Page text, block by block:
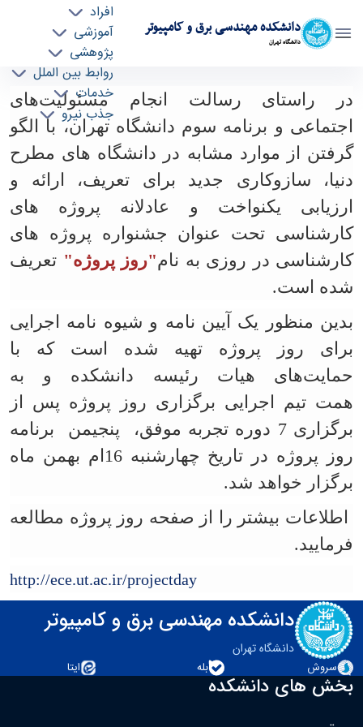
دانشکده مهندسی برق و کامپیوتر
دانشگاه تهران
افراد
آموزشی
پژوهشی
روابط بین الملل
خدمات
جذب نیرو
برگزاری هشتمین دوره جشنواره پروژه‌های
کارشناسی "روز پروژه - ece- دانشکده مهندسی برق
و کامپیوتر
در راستای رسالت انجام مسئولیت‌های
اجتماعی و برنامه سوم دانشگاه تهران، با الگو
گرفتن از موارد مشابه در دانشگاه های مطرح
دنیا، سازوکاری جدید برای تعریف، ارائه و
ارزیابی یکنواخت و عادلانه پروژه های
کارشناسی تحت عنوان جشنواره پروژه های
کارشناسی در روزی به نام"روز پروژه" تعریف
شده است.
بدین منظور یک آیین نامه و شیوه نامه اجرایی
برای روز پروژه تهیه شده است که با
حمایت‌های هیات رئیسه دانشکده و به
همت تیم اجرایی برگزاری روز پروژه پس از
برگزاری 7 دوره تجربه موفق، پنجیمن برنامه
روز پروژه در تاریخ چهارشنبه 16ام بهمن ماه
برگزار خواهد شد.
اطلاعات بیشتر را از صفحه روز پروژه مطالعه
فرمایید.
http://ece.ut.ac.ir/projectday
دانشکده مهندسی برق و کامپیوتر
دانشگاه تهران
سروش
بله ایتا
بخش های دانشکده